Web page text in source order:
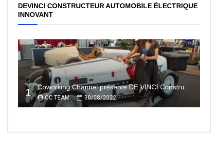
DEVINCI CONSTRUCTEUR AUTOMOBILE ÉLECTRIQUE
INNOVANT
1 Coworking Channel présente DE VINCI Constructeur automobile électrique innovant 100% made In France
CC TEAM 30/08/2022